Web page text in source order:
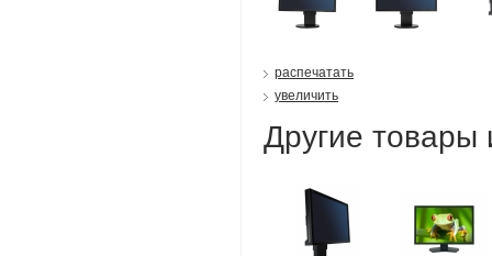
распечатать
увеличить
Другие товары